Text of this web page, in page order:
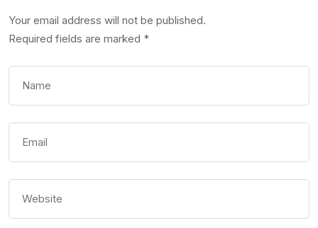
Your email address will not be published.
Required fields are marked *